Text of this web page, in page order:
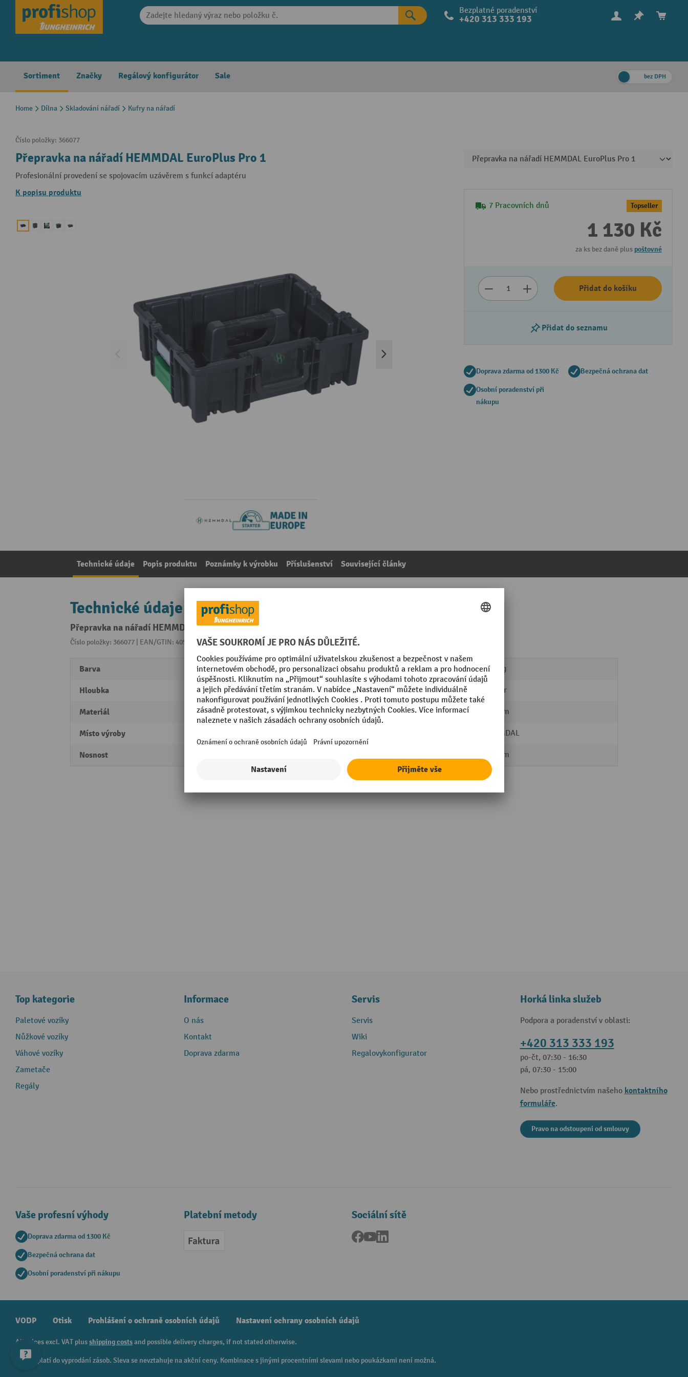
Skip to main navigation Bezplatné poradenství
+420 313 333 193
Sortiment Značky Regálový konfigurátor Sale bez DPH
Home Dílna Skladování nářadí Kufry na nářadí
Číslo položky: 366077
Přepravka na nářadí HEMMDAL EuroPlus Pro 1
Profesionální provedení se spojovacím uzávěrem s funkcí adaptéru
K popisu produktu
7 Pracovních dnů Topseller
1 130 Kč
za ks bez daně plus poštovné
Přidat do košíku
Přidat do seznamu
Doprava zdarma od 1300 Kč Bezpečná ochrana dat
Osobní poradenství při
nákupu
Technické údaje Popis produktu Poznámky k výrobku Příslušenství Související články
Technické údaje
Přepravka na nářadí HEMMDAL EuroPlus Pro 1
Číslo položky: 366077 | EAN/GTIN: 4055091292625Z kategorie:Kufry na nářadí
Barva Černá / zelená
Hloubka 355 mm
Materiál polypropylen (PP)
Místo výroby
Nosnost
Pohotovostní hmotnost 1,56 kg
Segmentu Startér
Výška 150 mm
HEMMDAL
440 mm
Top kategorie
Paletové vozíky
Nůžkové vozíky
Váhové vozíky
Zametače
Regály
Informace
O nás
Kontakt
Doprava zdarma
Servis
Servis
Wiki
Regalovykonfigurator
Horká linka služeb
Podpora a poradenství v oblasti:
+420 313 333 193
po-čt, 07:30 - 16:30
pá, 07:30 - 15:00
Nebo prostřednictvím našeho kontaktního
formuláře.
Pravo na odstoupeni od smlouvy
Vaše profesní výhody
Doprava zdarma od 1300 Kč
Bezpečná ochrana dat
Osobní poradenství při nákupu
Platební metody
Faktura
Sociální sítě
Facebook
YouTube
VODP Otisk Prohlášení o ochraně osobních údajů Nastavení ochrany osobních údajů
All prices excl. VAT plusshipping costsand possible delivery charges, if not stated otherwise.
¹ Sleva platí do vyprodání zásob. Sleva se nevztahuje na akční ceny. Kombinace s jinými procentními slevami nebo poukázkami není možná.